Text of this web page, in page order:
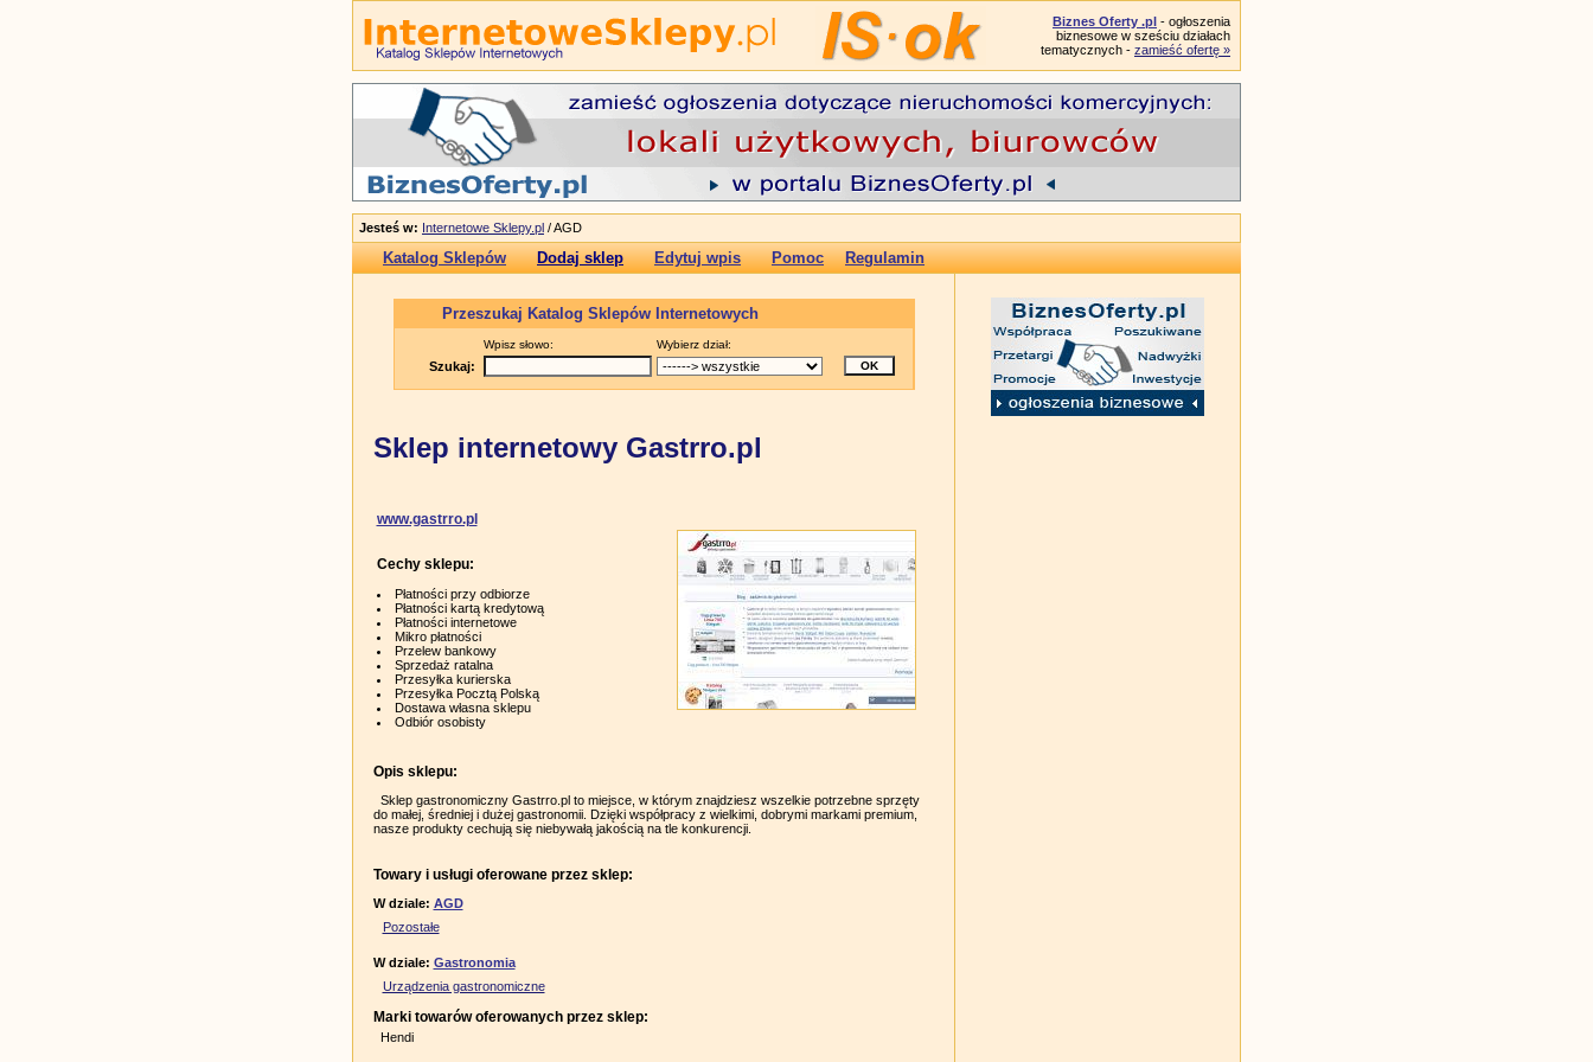
Biznes Oferty .pl - ogłoszenia
biznesowe w sześciu działach
tematycznych - zamieść ofertę »
Jesteś w: Internetowe Sklepy.pl / AGD
Katalog Sklepów Dodaj sklep Edytuj wpis Pomoc Regulamin
Przeszukaj Katalog Sklepów Internetowych
Wpisz słowo: Wybierz dział:
Szukaj:
Sklep internetowy Gastrro.pl
www.gastrro.pl
Cechy sklepu:
Płatności przy odbiorze
Płatności kartą kredytową
Płatności internetowe
Mikro płatności
Przelew bankowy
Sprzedaż ratalna
Przesyłka kurierska
Przesyłka Pocztą Polską
Dostawa własna sklepu
Odbiór osobisty
Opis sklepu:
Sklep gastronomiczny Gastrro.pl to miejsce, w którym znajdziesz wszelkie potrzebne sprzęty
do małej, średniej i dużej gastronomii. Dzięki współpracy z wielkimi, dobrymi markami premium,
nasze produkty cechują się niebywałą jakością na tle konkurencji.
Towary i usługi oferowane przez sklep:
W dziale: AGD
Pozostałe
W dziale: Gastronomia
Urządzenia gastronomiczne
Marki towarów oferowanych przez sklep:
Hendi